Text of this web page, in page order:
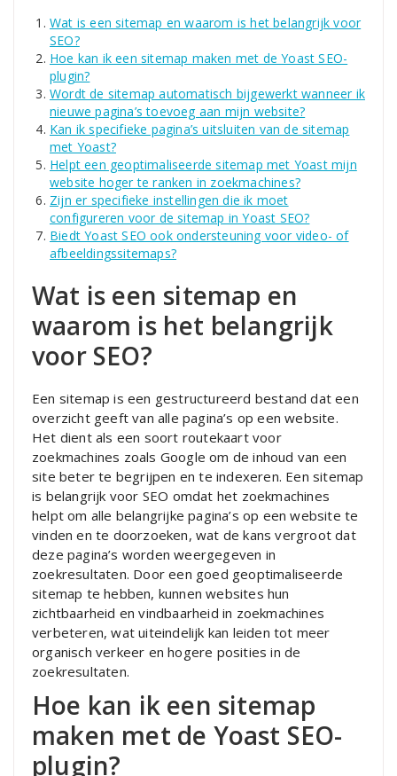
Wat is een sitemap en waarom is het belangrijk voor
SEO?
Hoe kan ik een sitemap maken met de Yoast SEO-
plugin?
Wordt de sitemap automatisch bijgewerkt wanneer ik
nieuwe pagina’s toevoeg aan mijn website?
Kan ik specifieke pagina’s uitsluiten van de sitemap
met Yoast?
Helpt een geoptimaliseerde sitemap met Yoast mijn
website hoger te ranken in zoekmachines?
Zijn er specifieke instellingen die ik moet
configureren voor de sitemap in Yoast SEO?
Biedt Yoast SEO ook ondersteuning voor video- of
afbeeldingssitemaps?
Wat is een sitemap en
waarom is het belangrijk
voor SEO?
Een sitemap is een gestructureerd bestand dat een
overzicht geeft van alle pagina’s op een website.
Het dient als een soort routekaart voor
zoekmachines zoals Google om de inhoud van een
site beter te begrijpen en te indexeren. Een sitemap
is belangrijk voor SEO omdat het zoekmachines
helpt om alle belangrijke pagina’s op een website te
vinden en te doorzoeken, wat de kans vergroot dat
deze pagina’s worden weergegeven in
zoekresultaten. Door een goed geoptimaliseerde
sitemap te hebben, kunnen websites hun
zichtbaarheid en vindbaarheid in zoekmachines
verbeteren, wat uiteindelijk kan leiden tot meer
organisch verkeer en hogere posities in de
zoekresultaten.
Hoe kan ik een sitemap
maken met de Yoast SEO-
plugin?